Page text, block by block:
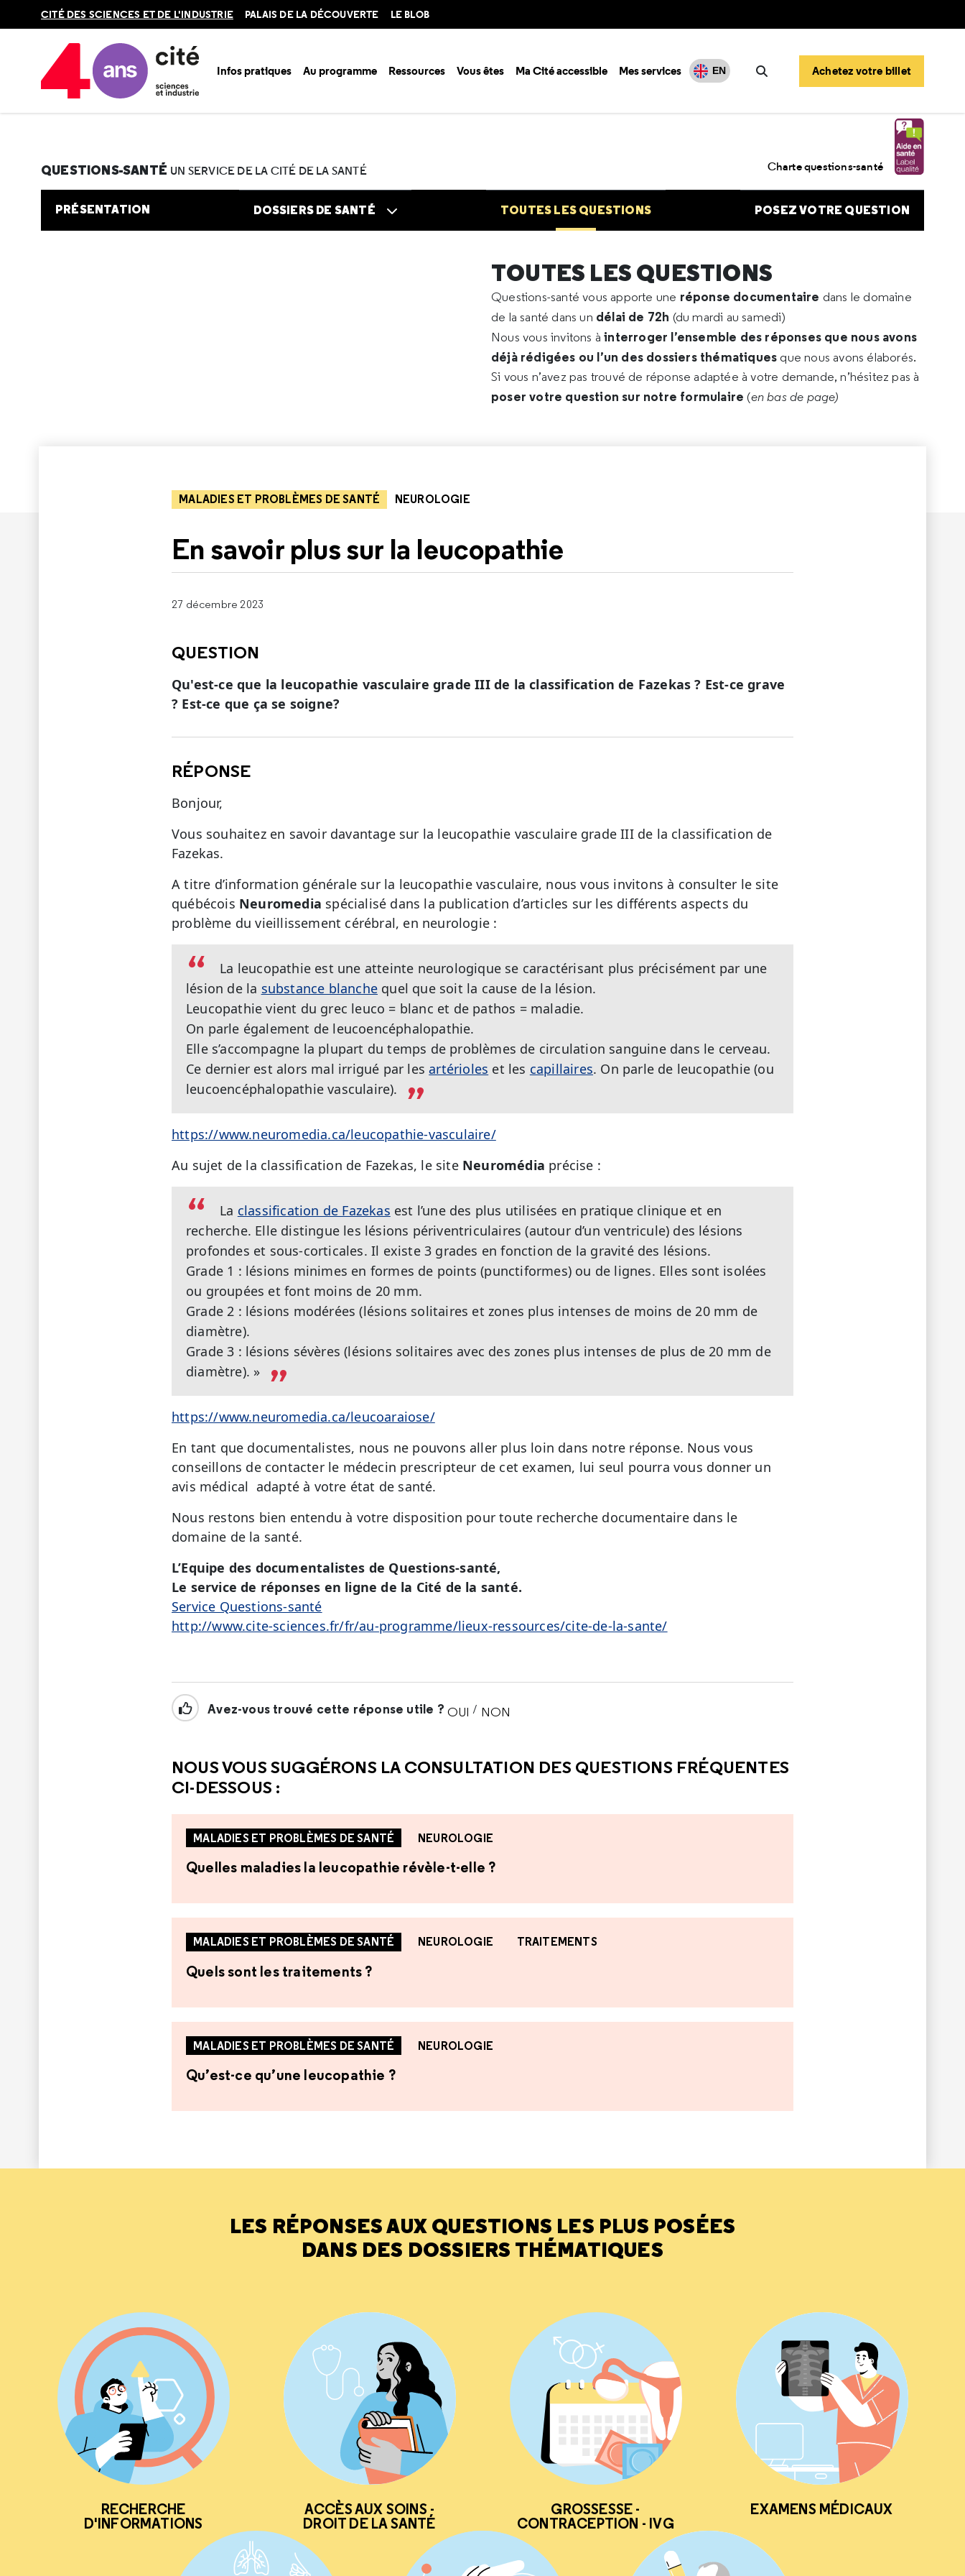
en
CITÉ DES SCIENCES ET DE L'INDUSTRIE PALAIS DE LA DÉCOUVERTE LE BLOB
Infos pratiques Au programme Ressources Vous êtes Ma Cité accessible Mes services EN
Rechercher
Achetez votre billet
Accueil Au programme
QUESTIONS-SANTÉ UN SERVICE DE LA CITÉ DE LA SANTÉ Charte questions-santé
PRÉSENTATION DOSSIERS DE SANTÉ TOUTES LES QUESTIONS POSEZ VOTRE QUESTION
TOUTES LES QUESTIONS
Questions-santé vous apporte une réponse documentaire dans le domaine
de la santé dans un délai de 72h (du mardi au samedi)
Nous vous invitons àinterroger l’ensemble des réponses que nous avons
déjà rédigées ou l’un des dossiers thématiques que nous avons élaborés.
Si vous n’avez pas trouvé de réponse adaptée à votre demande, n’hésitez pas à
poser votre question sur notre formulaire (en bas de page)
MALADIES ET PROBLÈMES DE SANTÉ NEUROLOGIE
En savoir plus sur la leucopathie
27 décembre 2023
QUESTION
Qu'est-ce que la leucopathie vasculaire grade III de la classification de Fazekas ? Est-ce grave
? Est-ce que ça se soigne?
RÉPONSE
Bonjour,
Vous souhaitez en savoir davantage sur la leucopathie vasculaire grade III de la classification de
Fazekas.
A titre d’information générale sur la leucopathie vasculaire, nous vous invitons à consulter le site
québécois Neuromedia spécialisé dans la publication d’articles sur les différents aspects du
problème du vieillissement cérébral, en neurologie :
La leucopathie est une atteinte neurologique se caractérisant plus précisément par une
lésion de la substance blanche quel que soit la cause de la lésion.
Leucopathie vient du grec leuco = blanc et de pathos = maladie.
On parle également de leucoencéphalopathie.
Elle s’accompagne la plupart du temps de problèmes de circulation sanguine dans le cerveau.
Ce dernier est alors mal irrigué par lesartérioles et les capillaires. On parle de leucopathie (ou
leucoencéphalopathie vasculaire).
https://www.neuromedia.ca/leucopathie-vasculaire/
Au sujet de la classification de Fazekas, le site Neuromédia précise :
La classification de Fazekas est l’une des plus utilisées en pratique clinique et en
recherche. Elle distingue les lésions périventriculaires (autour d’un ventricule) des lésions
profondes et sous-corticales. Il existe 3 grades en fonction de la gravité des lésions.
Grade 1 : lésions minimes en formes de points (punctiformes) ou de lignes. Elles sont isolées
ou groupées et font moins de 20 mm.
Grade 2 : lésions modérées (lésions solitaires et zones plus intenses de moins de 20 mm de
diamètre).
Grade 3 : lésions sévères (lésions solitaires avec des zones plus intenses de plus de 20 mm de
diamètre). »
https://www.neuromedia.ca/leucoaraiose/
En tant que documentalistes, nous ne pouvons aller plus loin dans notre réponse. Nous vous
conseillons de contacter le médecin prescripteur de cet examen, lui seul pourra vous donner un
avis médical adapté à votre état de santé.
Nous restons bien entendu à votre disposition pour toute recherche documentaire dans le
domaine de la santé.
L’Equipe des documentalistes de Questions-santé,
Le service de réponses en ligne de la Cité de la santé.
Service Questions-santé
http://www.cite-sciences.fr/fr/au-programme/lieux-ressources/cite-de-la-sante/
Avez-vous trouvé cette réponse utile ? OUI / NON
NOUS VOUS SUGGÉRONS LA CONSULTATION DES QUESTIONS FRÉQUENTES
CI-DESSOUS :
MALADIES ET PROBLÈMES DE SANTÉ NEUROLOGIE
Quelles maladies la leucopathie révèle-t-elle ?
MALADIES ET PROBLÈMES DE SANTÉ NEUROLOGIE TRAITEMENTS
Quels sont les traitements ?
MALADIES ET PROBLÈMES DE SANTÉ NEUROLOGIE
Qu’est-ce qu’une leucopathie ?
LES RÉPONSES AUX QUESTIONS LES PLUS POSÉES
DANS DES DOSSIERS THÉMATIQUES
RECHERCHE
D'INFORMATIONS
ACCÈS AUX SOINS -
DROIT DE LA SANTÉ
GROSSESSE -
CONTRACEPTION - IVG
EXAMENS MÉDICAUX